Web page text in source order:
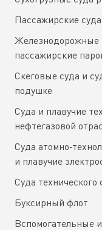
Пассажирские суда
Железнодорожные
пассажирские
Скеговые суда и
подушке
Суда и плавучие
нефтегазовой
Суда атомно-
и плавучие
Суда технического
Буксирный флот
Вспомогательные